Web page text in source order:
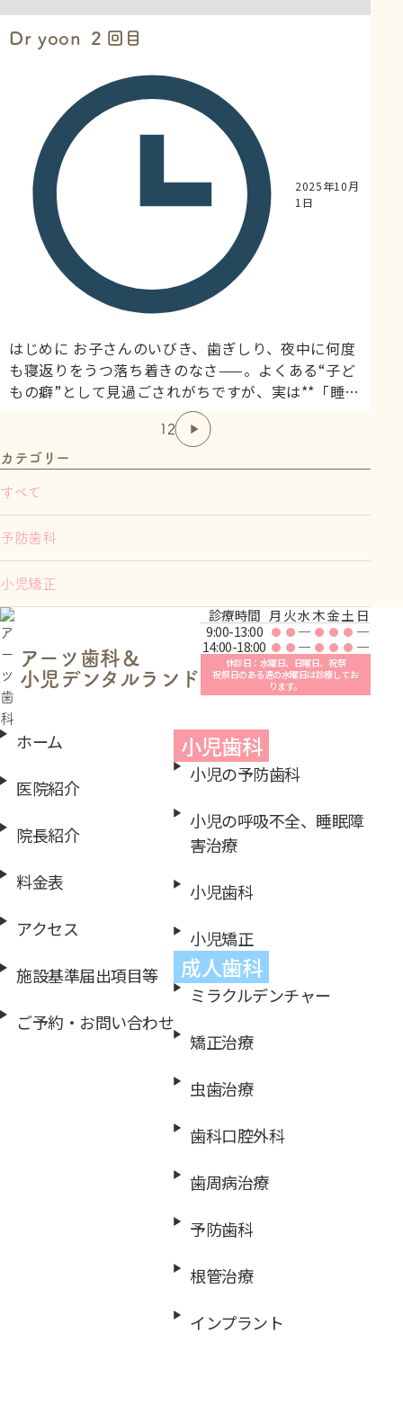
Dr yoon ２回目
2025年10月
1日
はじめに お子さんのいびき、歯ぎしり、夜中に何度
も寝返りをうつ落ち着きのなさ——。よくある“子ど
もの癖”として見過ごされがちですが、実は**「睡眠
中の呼吸（口呼吸・鼻づまり・気道の狭さなど）」
に由来する、一つの根本要因でつながっていること
があります。歯科（小児矯正）と医科の両面からサ
歯科＆小児デンタルランド）が、親御さんが知って
おきたい6つの重要サイン...
1 2
カテゴリー
すべて
予防歯科
小児矯正
アーツ歯科＆
小児デンタルランド
診療時間 月 火水木金土 日
9:00-13:00
14:00-18:00
休診日：水曜日、日曜日、祝祭
祝祭日のある週の水曜日は診療してお
ります。
ホーム
医院紹介
院長紹介
料金表
アクセス
施設基準届出項目等
ご予約・お問い合わせ
小児歯科
小児の予防歯科
小児の呼吸不全、睡眠障
害治療
小児歯科
小児矯正
成人歯科
ミラクルデンチャー
矯正治療
虫歯治療
歯科口腔外科
歯周病治療
予防歯科
根管治療
インプラント